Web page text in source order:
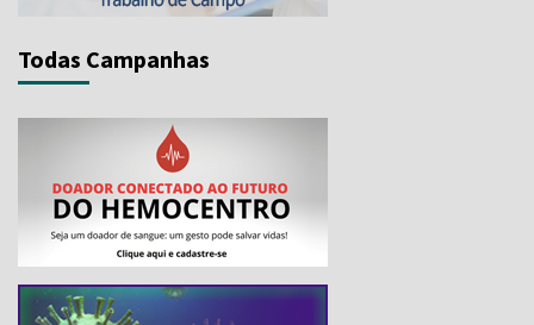
Todas Campanhas